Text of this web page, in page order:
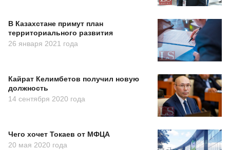
В Казахстане примут план
территориального развития
26 января 2021 года
Кайрат Келимбетов получил новую
должность
14 сентября 2020 года
Чего хочет Токаев от МФЦА
20 мая 2020 года